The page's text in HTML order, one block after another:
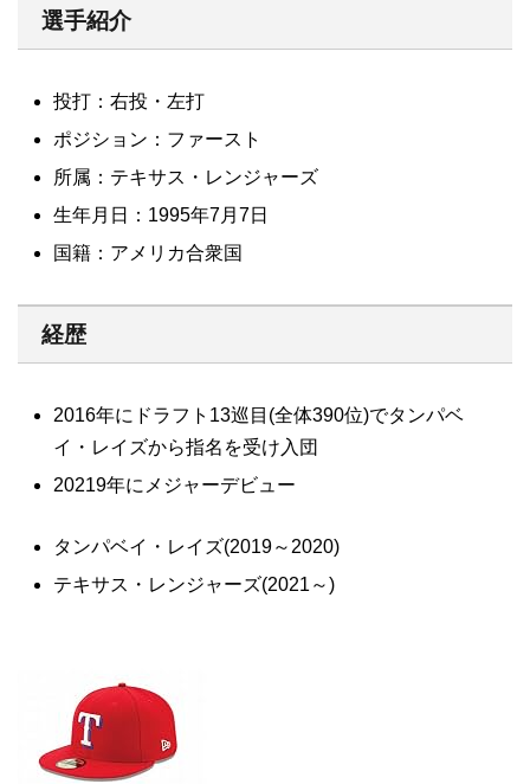
選手紹介
投打：右投・左打
ポジション：ファースト
所属：テキサス・レンジャーズ
生年月日：1995年7月7日
国籍：アメリカ合衆国
経歴
2016年にドラフト13巡目(全体390位)でタンパベ
イ・レイズから指名を受け入団
20219年にメジャーデビュー
タンパベイ・レイズ(2019～2020)
テキサス・レンジャーズ(2021～)